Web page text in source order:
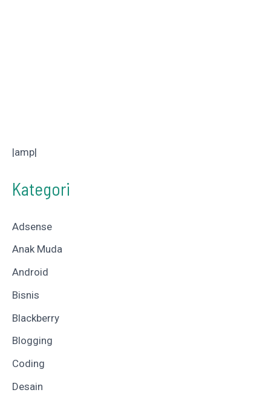
|amp|
Kategori
Adsense
Anak Muda
Android
Bisnis
Blackberry
Blogging
Coding
Desain